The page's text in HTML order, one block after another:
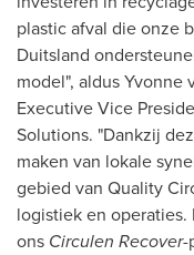
plastic afval die onze
Duitsland
model", aldusYvonne
Executive Vice
Solutions. "Dankzij
maken van lokale
gebied van Quality
logistiek en
ons Circulen Recover-